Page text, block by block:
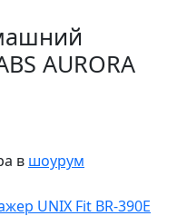
AURORA
в шоурум